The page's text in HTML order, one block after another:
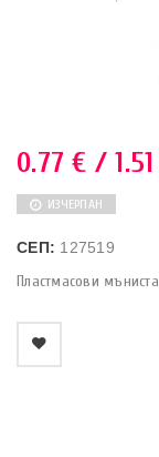
0.77€ /
ИЗЧЕРПАН
СЕП: 127519
Пластмасови